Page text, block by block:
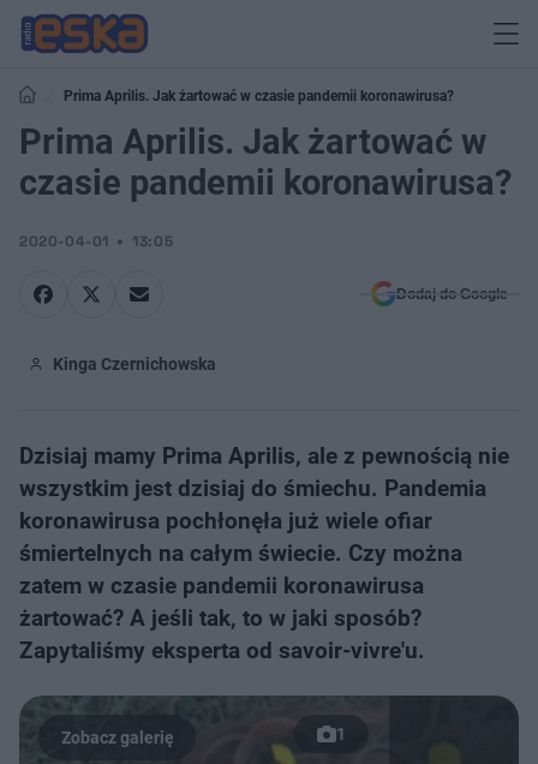
Prima Aprilis. Jak żartować w czasie pandemii koronawirusa?
Prima Aprilis. Jak żartować w
czasie pandemii koronawirusa?
2020-04-01 13:05
Dodaj do Google
Kinga Czernichowska
Dzisiaj mamy Prima Aprilis, ale z pewnością nie
wszystkim jest dzisiaj do śmiechu. Pandemia
koronawirusa pochłonęła już wiele ofiar
śmiertelnych na całym świecie. Czy można
zatem w czasie pandemii koronawirusa
żartować? A jeśli tak, to w jaki sposób?
Zapytaliśmy eksperta od savoir-vivre'u.
1